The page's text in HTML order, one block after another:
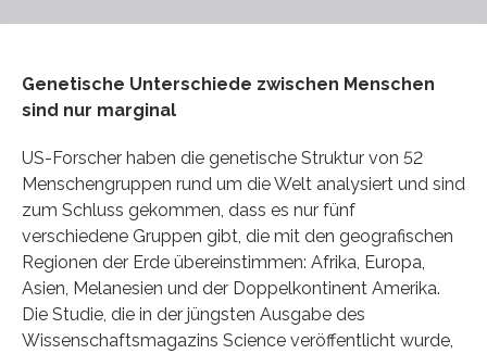
Genetische Unterschiede zwischen Menschen
sind nur marginal
US-Forscher haben die genetische Struktur von 52
Menschengruppen rund um die Welt analysiert und sind
zum Schluss gekommen, dass es nur fünf
verschiedene Gruppen gibt, die mit den geografischen
Regionen der Erde übereinstimmen: Afrika, Europa,
Asien, Melanesien und der Doppelkontinent Amerika.
Die Studie, die in der jüngsten Ausgabe des
Wissenschaftsmagazins Science veröffentlicht wurde,